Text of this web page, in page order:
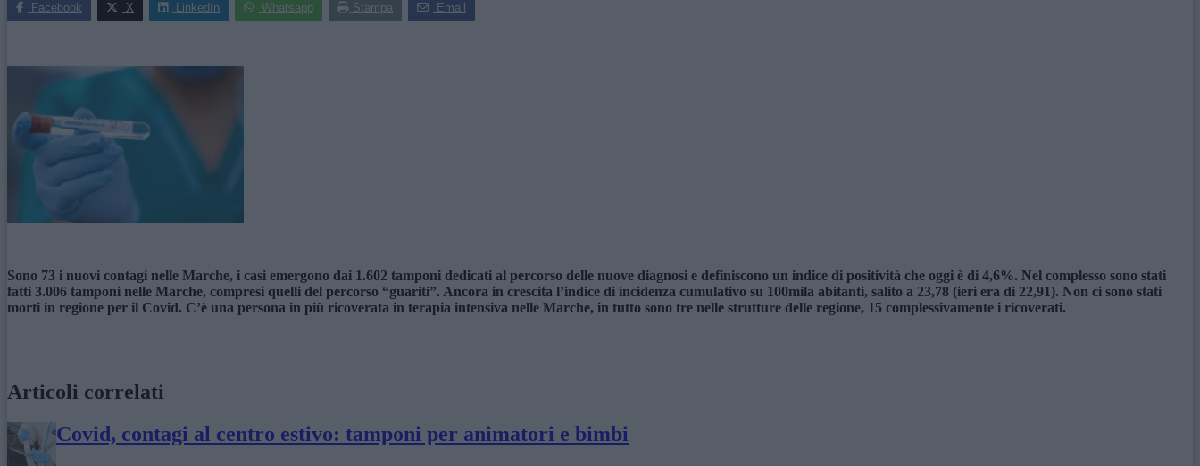
Facebook X LinkedIn Whatsapp Stampa Email
Sono 73 i nuovi contagi nelle Marche, i casi emergono dai 1.602 tamponi dedicati al percorso delle nuove diagnosi e definiscono un indice di positività che oggi è di 4,6%. Nel complesso sono stati
fatti 3.006 tamponi nelle Marche, compresi quelli del percorso “guariti”. Ancora in crescita l’indice di incidenza cumulativo su 100mila abitanti, salito a 23,78 (ieri era di 22,91). Non ci sono stati
morti in regione per il Covid. C’è una persona in più ricoverata in terapia intensiva nelle Marche, in tutto sono tre nelle strutture delle regione, 15 complessivamente i ricoverati.
Articoli correlati
Covid, contagi al centro estivo: tamponi per animatori e bimbi